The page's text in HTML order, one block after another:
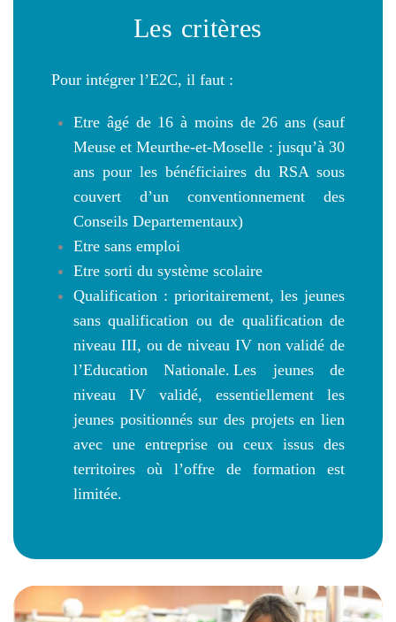
Les critères
Pour intégrer l’E2C, il faut :
Etre âgé de 16 à moins de 26 ans (sauf
Meuse et Meurthe-et-Moselle : jusqu’à 30
ans pour les bénéficiaires du RSA sous
couvert d’un conventionnement des
Conseils Departementaux)
Etre sans emploi
Etre sorti du système scolaire
Qualification : prioritairement, les jeunes
sans qualification ou de qualification de
niveau III, ou de niveau IV non validé de
l’Education Nationale. Les jeunes de
niveau IV validé, essentiellement les
jeunes positionnés sur des projets en lien
avec une entreprise ou ceux issus des
territoires où l’offre de formation est
limitée.